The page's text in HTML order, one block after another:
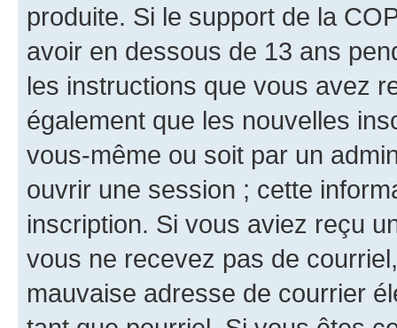
produite. Si le support de la
avoir en dessous de 13 ans
les instructions que vous avez
également que les nouvelles
vous-même ou soit par un
ouvrir une session ; cette
inscription. Si vous aviez reçu
vous ne recevez pas de
mauvaise adresse de courrier